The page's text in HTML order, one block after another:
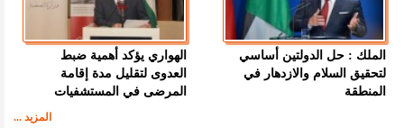
الملك : حل الدولتين أساسي
لتحقيق السلام والازدهار في
المنطقة
الهواري يؤكد أهمية ضبط
العدوى لتقليل مدة إقامة
المرضى في المستشفيات
المزيد ...